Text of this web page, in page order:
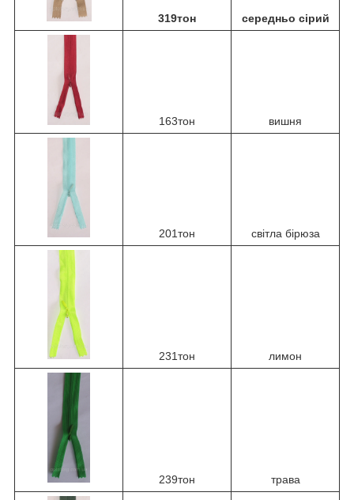
319тон середньо сірий
163тон вишня
201тон світла бірюза
231тон лимон
239тон трава